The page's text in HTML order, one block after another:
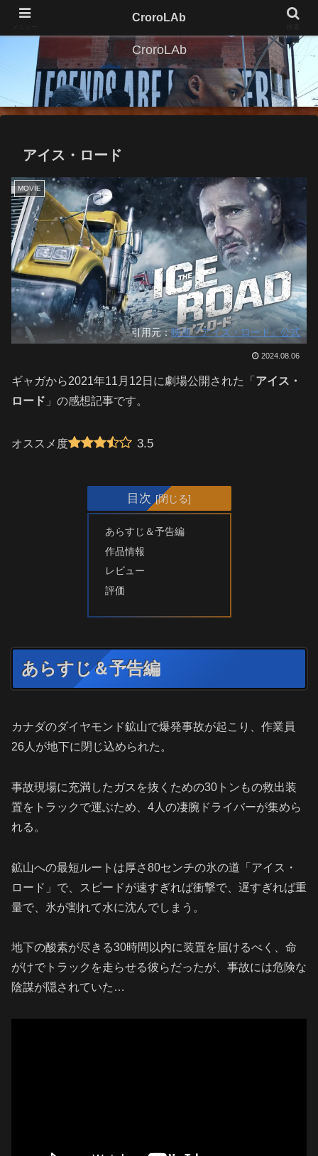
CroroLAb
アイス・ロード
MOVIE
引用元：映画『アイス・ロード』公式
2024.08.06
ギャガから2021年11月12日に劇場公開された「 アイス・
ロード 」の感想記事です。
オススメ度 3.5
目次
あらすじ＆予告編
作品情報
レビュー
評価
あらすじ＆予告編
カナダのダイヤモンド鉱山で爆発事故が起こり、作業員
26人が地下に閉じ込められた。
事故現場に充満したガスを抜くための30トンもの救出装
置をトラックで運ぶため、4人の凄腕ドライバーが集めら
れる。
鉱山への最短ルートは厚さ80センチの氷の道「アイス・
ロード」で、スピードが速すぎれば衝撃で、遅すぎれば重
量で、氷が割れて水に沈んでしまう。
地下の酸素が尽きる30時間以内に装置を届けるべく、命
がけでトラックを走らせる彼らだったが、事故には危険な
陰謀が隠されていた…
CroroLAb